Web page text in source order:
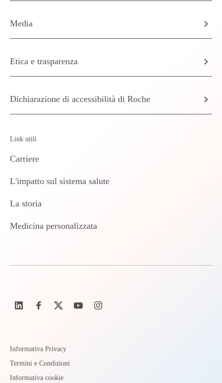
Media
Etica e trasparenza
Dichiarazione di accessibilità di Roche
Link utili
Carriere
L'impatto sul sistema salute
La storia
Medicina personalizzata
Informativa Privacy
Termini e Condizioni
Informativa cookie